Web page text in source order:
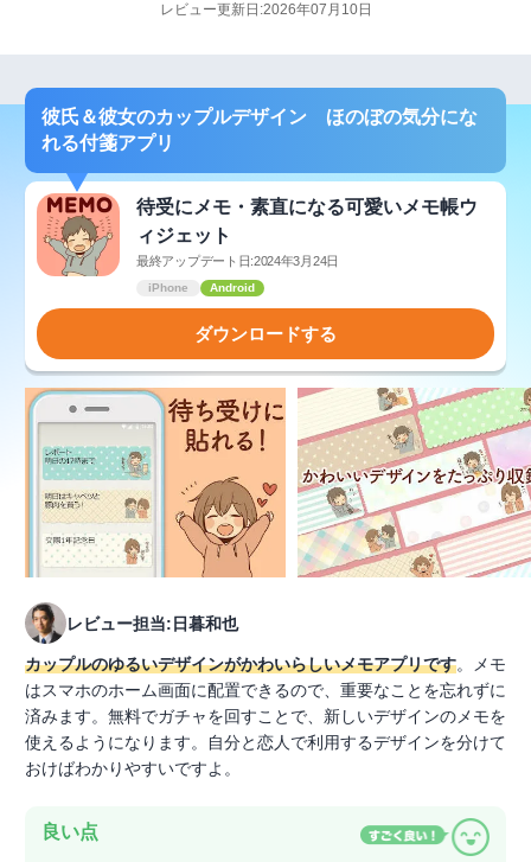
レビュー更新日:2026年07月10日
彼氏＆彼女のカップルデザイン ほのぼの気分にな
れる付箋アプリ
待受にメモ・素直になる可愛いメモ帳ウ
ィジェット
最終アップデート日:2024年3月24日
iPhone Android
ダウンロードする
レビュー担当:日暮和也
カップルのゆるいデザインがかわいらしいメモアプリです。メモ
はスマホのホーム画面に配置できるので、重要なことを忘れずに
済みます。無料でガチャを回すことで、新しいデザインのメモを
使えるようになります。自分と恋人で利用するデザインを分けて
おけばわかりやすいですよ。
良い点